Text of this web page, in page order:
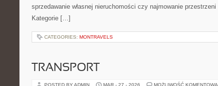
sprzedawanie własnej nieruchomości czy najmowanie
Kategorie […]
CATEGORIES: MONTRAVELS
TRANSPORT
POSTED BY ADMIN MAR - 27 - 2026 MOŻLIWOŚĆ